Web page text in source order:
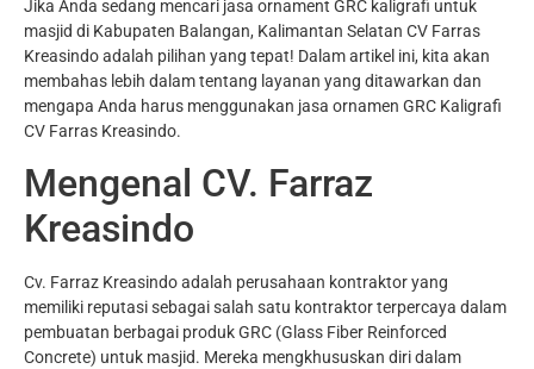
Jika Anda sedang mencari jasa ornament GRC kaligrafi untuk
masjid di Kabupaten Balangan, Kalimantan Selatan CV Farras
Kreasindo adalah pilihan yang tepat! Dalam artikel ini, kita akan
membahas lebih dalam tentang layanan yang ditawarkan dan
mengapa Anda harus menggunakan jasa ornamen GRC Kaligrafi
CV Farras Kreasindo.
Mengenal CV. Farraz
Kreasindo
Cv. Farraz Kreasindo adalah perusahaan kontraktor yang
memiliki reputasi sebagai salah satu kontraktor terpercaya dalam
pembuatan berbagai produk GRC (Glass Fiber Reinforced
Concrete) untuk masjid. Mereka mengkhususkan diri dalam